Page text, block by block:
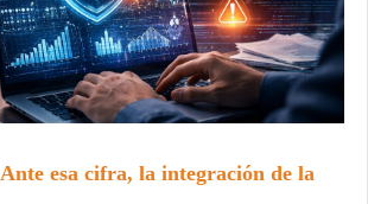
Ante esa cifra, la integración de la